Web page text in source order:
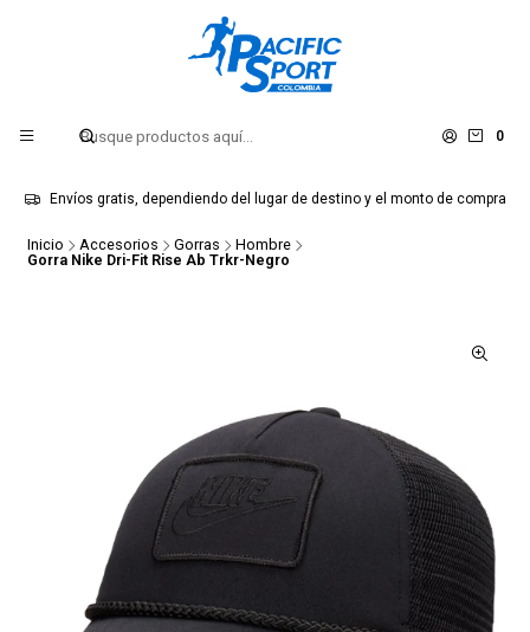
0
Envíos gratis, dependiendo del lugar de destino y el monto de compra
Inicio Accesorios Gorras
Hombre
Gorra Nike Dri-Fit Rise Ab Trkr-Negro